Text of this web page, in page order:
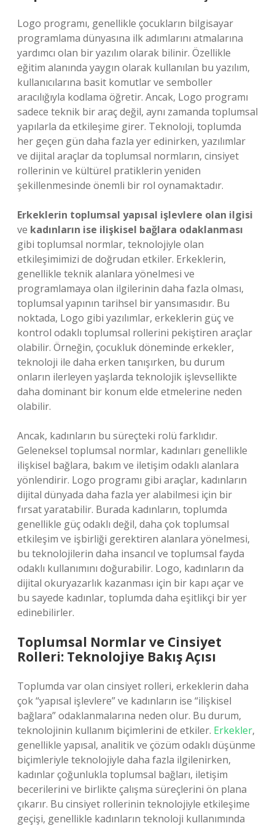
Logo programı, genellikle çocukların bilgisayar
programlama dünyasına ilk adımlarını atmalarına
yardımcı olan bir yazılım olarak bilinir. Özellikle
eğitim alanında yaygın olarak kullanılan bu yazılım,
kullanıcılarına basit komutlar ve semboller
aracılığıyla kodlama öğretir. Ancak, Logo programı
sadece teknik bir araç değil, aynı zamanda toplumsal
yapılarla da etkileşime girer. Teknoloji, toplumda
her geçen gün daha fazla yer edinirken, yazılımlar
ve dijital araçlar da toplumsal normların, cinsiyet
rollerinin ve kültürel pratiklerin yeniden
şekillenmesinde önemli bir rol oynamaktadır.
Erkeklerin toplumsal yapısal işlevlere olan ilgisi
ve kadınların ise ilişkisel bağlara odaklanması
gibi toplumsal normlar, teknolojiyle olan
etkileşimimizi de doğrudan etkiler. Erkeklerin,
genellikle teknik alanlara yönelmesi ve
programlamaya olan ilgilerinin daha fazla olması,
toplumsal yapının tarihsel bir yansımasıdır. Bu
noktada, Logo gibi yazılımlar, erkeklerin güç ve
kontrol odaklı toplumsal rollerini pekiştiren araçlar
olabilir. Örneğin, çocukluk döneminde erkekler,
teknoloji ile daha erken tanışırken, bu durum
onların ilerleyen yaşlarda teknolojik işlevsellikte
daha dominant bir konum elde etmelerine neden
olabilir.
Ancak, kadınların bu süreçteki rolü farklıdır.
Geleneksel toplumsal normlar, kadınları genellikle
ilişkisel bağlara, bakım ve iletişim odaklı alanlara
yönlendirir. Logo programı gibi araçlar, kadınların
dijital dünyada daha fazla yer alabilmesi için bir
fırsat yaratabilir. Burada kadınların, toplumda
genellikle güç odaklı değil, daha çok toplumsal
etkileşim ve işbirliği gerektiren alanlara yönelmesi,
bu teknolojilerin daha insancıl ve toplumsal fayda
odaklı kullanımını doğurabilir. Logo, kadınların da
dijital okuryazarlık kazanması için bir kapı açar ve
bu sayede kadınlar, toplumda daha eşitlikçi bir yer
edinebilirler.
Toplumsal Normlar ve Cinsiyet
Rolleri: Teknolojiye Bakış Açısı
Toplumda var olan cinsiyet rolleri, erkeklerin daha
çok “yapısal işlevlere” ve kadınların ise “ilişkisel
bağlara” odaklanmalarına neden olur. Bu durum,
teknolojinin kullanım biçimlerini de etkiler. Erkekler,
genellikle yapısal, analitik ve çözüm odaklı düşünme
biçimleriyle teknolojiyle daha fazla ilgilenirken,
kadınlar çoğunlukla toplumsal bağları, iletişim
becerilerini ve birlikte çalışma süreçlerini ön plana
çıkarır. Bu cinsiyet rollerinin teknolojiyle etkileşime
geçişi, genellikle kadınların teknoloji kullanımında